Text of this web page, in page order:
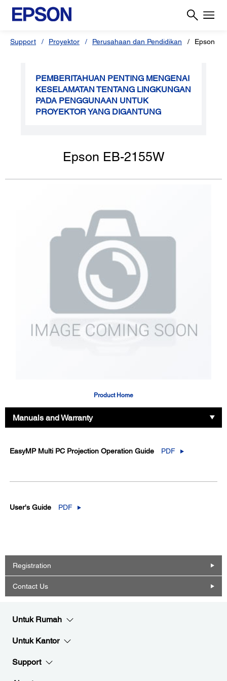
Support Proyektor Perusahaan dan Pendidikan Epson
PEMBERITAHUAN PENTING MENGENAI
KESELAMATAN TENTANG LINGKUNGAN
PADA PENGGUNAAN UNTUK
PROYEKTOR YANG DIGANTUNG
Epson EB-2155W
Product Home
Manuals and Warranty
EasyMP Multi PC Projection Operation Guide PDF
User's Guide PDF
Registration
Contact Us
Untuk Rumah
Untuk Kantor
Support